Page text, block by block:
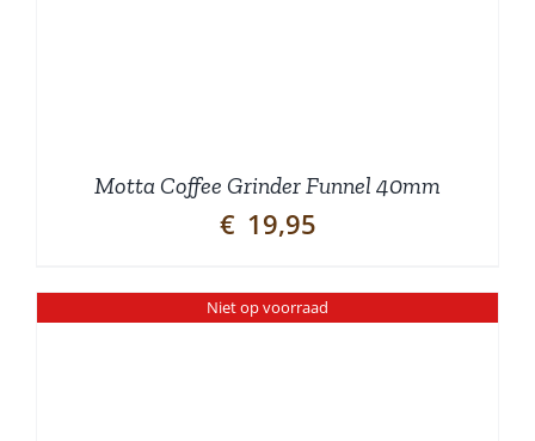
Motta Coffee Grinder Funnel 40mm
€ 19,95
Niet op voorraad